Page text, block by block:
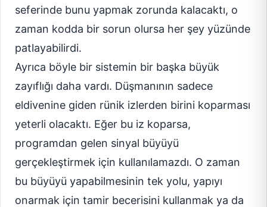
seferinde bunu yapmak zorunda kalacaktı, o
zaman kodda bir sorun olursa her şey yüzünde
patlayabilirdi.
Ayrıca böyle bir sistemin bir başka büyük
zayıflığı daha vardı. Düşmanının sadece
eldivenine giden rünik izlerden birini koparması
yeterli olacaktı. Eğer bu iz koparsa,
programdan gelen sinyal büyüyü
gerçekleştirmek için kullanılamazdı. O zaman
bu büyüyü yapabilmesinin tek yolu, yapıyı
onarmak için tamir becerisini kullanmak ya da